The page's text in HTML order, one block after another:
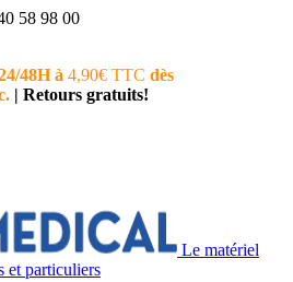
58 98 00
48H à 4,90€ TTC dès
| Retours gratuits!
Le matériel
et particuliers